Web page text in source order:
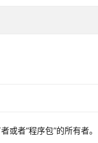
或者“程序包”的所有者。